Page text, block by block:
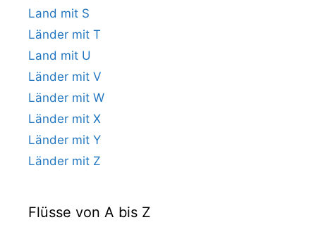
Land mit S
Länder mit T
Land mit U
Länder mit V
Länder mit W
Länder mit X
Länder mit Y
Länder mit Z
Flüsse von A bis Z